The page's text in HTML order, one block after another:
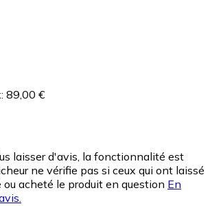
: 89,00 €
laisser d'avis, la fonctionnalité est
ne vérifie pas si ceux qui ont laissé
acheté le produit en question En